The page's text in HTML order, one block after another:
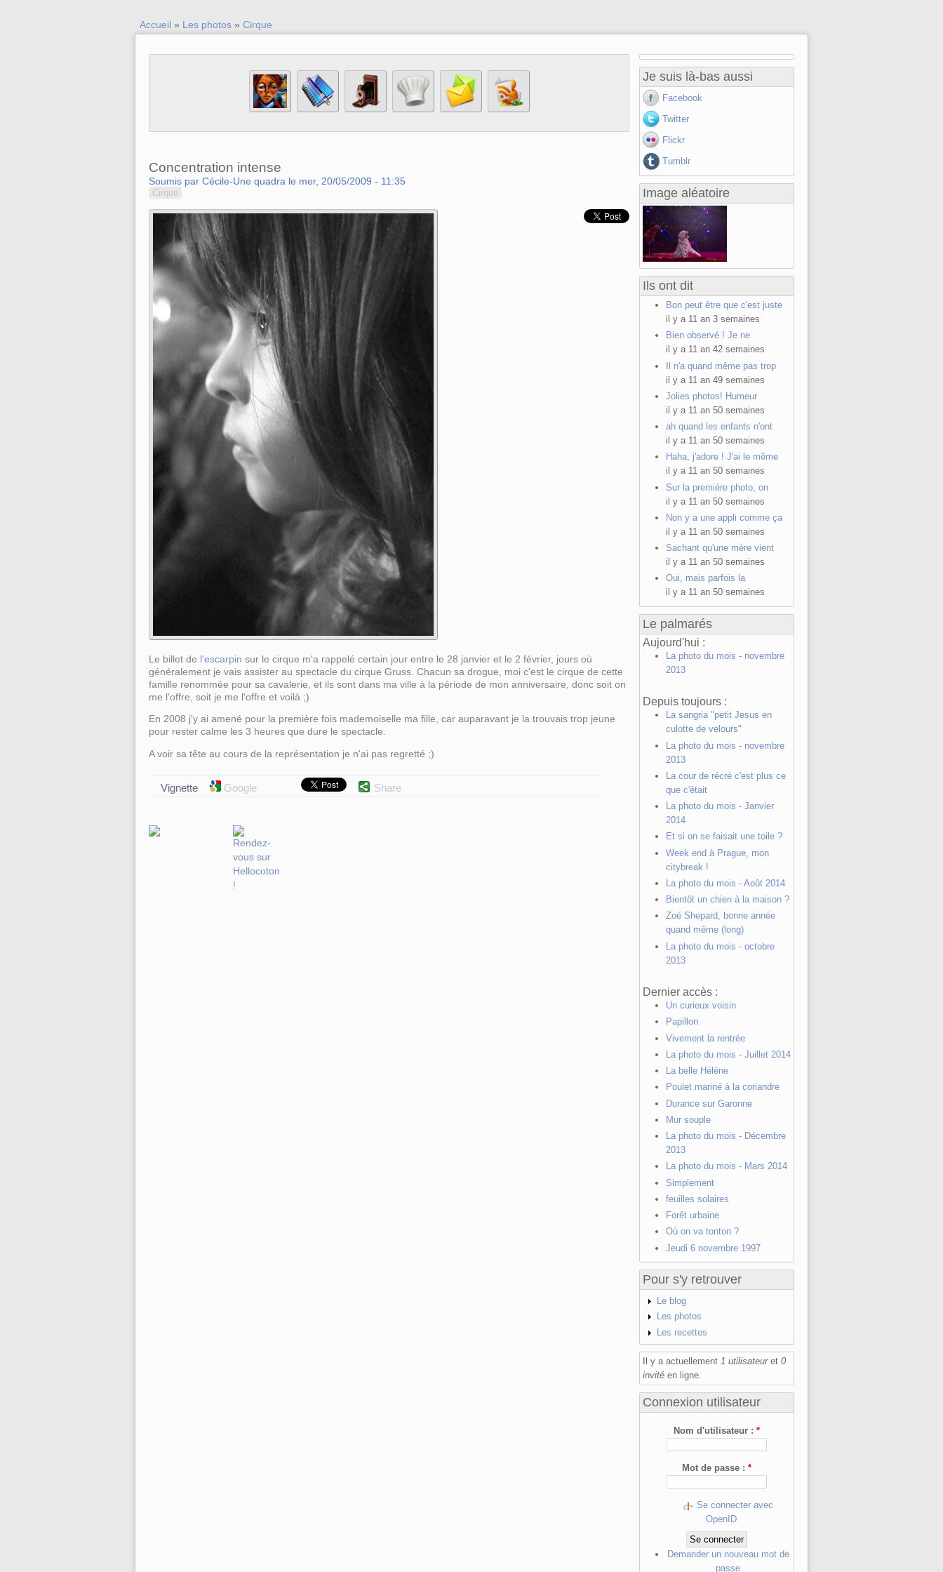
Accueil » Les photos » Cirque
Concentration intense
Soumis par Cécile-Une quadra le mer, 20/05/2009 - 11:35
Cirque
Le billet de l'escarpin sur le cirque m'a rappelé certain jour entre le 28 janvier et le 2 février, jours où
généralement je vais assister au spectacle du cirque Gruss. Chacun sa drogue, moi c'est le cirque de cette
famille renommée pour sa cavalerie, et ils sont dans ma ville à la période de mon anniversaire, donc soit on
me l'offre, soit je me l'offre et voilà ;)
En 2008 j'y ai amené pour la première fois mademoiselle ma fille, car auparavant je la trouvais trop jeune
pour rester calme les 3 heures que dure le spectacle.
A voir sa tête au cours de la représentation je n'ai pas regretté ;)
Vignette Google Share
Je suis là-bas aussi
Facebook
Twitter
Flickr
Tumblr
Image aléatoire
Ils ont dit
Bon peut être que c'est juste
il y a 11 an 3 semaines
Bien observé ! Je ne
il y a 11 an 42 semaines
Il n'a quand même pas trop
il y a 11 an 49 semaines
Jolies photos! Humeur
il y a 11 an 50 semaines
ah quand les enfants n'ont
il y a 11 an 50 semaines
Haha, j'adore ! J'ai le même
il y a 11 an 50 semaines
Sur la première photo, on
il y a 11 an 50 semaines
Non y a une appli comme ça
il y a 11 an 50 semaines
Sachant qu'une mère vient
il y a 11 an 50 semaines
Oui, mais parfois la
il y a 11 an 50 semaines
Le palmarés
Aujourd'hui :
La photo du mois - novembre
2013
Depuis toujours :
La sangria "petit Jesus en
culotte de velours"
La photo du mois - novembre
2013
La cour de récré c'est plus ce
que c'était
La photo du mois - Janvier
2014
Et si on se faisait une toile ?
Week end à Prague, mon
citybreak !
La photo du mois - Août 2014
Bientôt un chien à la maison ?
Zoé Shepard, bonne année
quand même (long)
La photo du mois - octobre
2013
Dernier accès :
Un curieux voisin
Papillon
Vivement la rentrée
La photo du mois - Juillet 2014
La belle Hélène
Poulet mariné à la coriandre
Durance sur Garonne
Mur souple
La photo du mois - Décembre
2013
La photo du mois - Mars 2014
Simplement
feuilles solaires
Forêt urbaine
Où on va tonton ?
Jeudi 6 novembre 1997
Pour s'y retrouver
Le blog
Les photos
Les recettes
Il y a actuellement1 utilisateuret0
invité en ligne.
Connexion utilisateur
Nom d'utilisateur :*
Mot de passe :*
Se connecter avec
OpenID
Demander un nouveau mot de
passe